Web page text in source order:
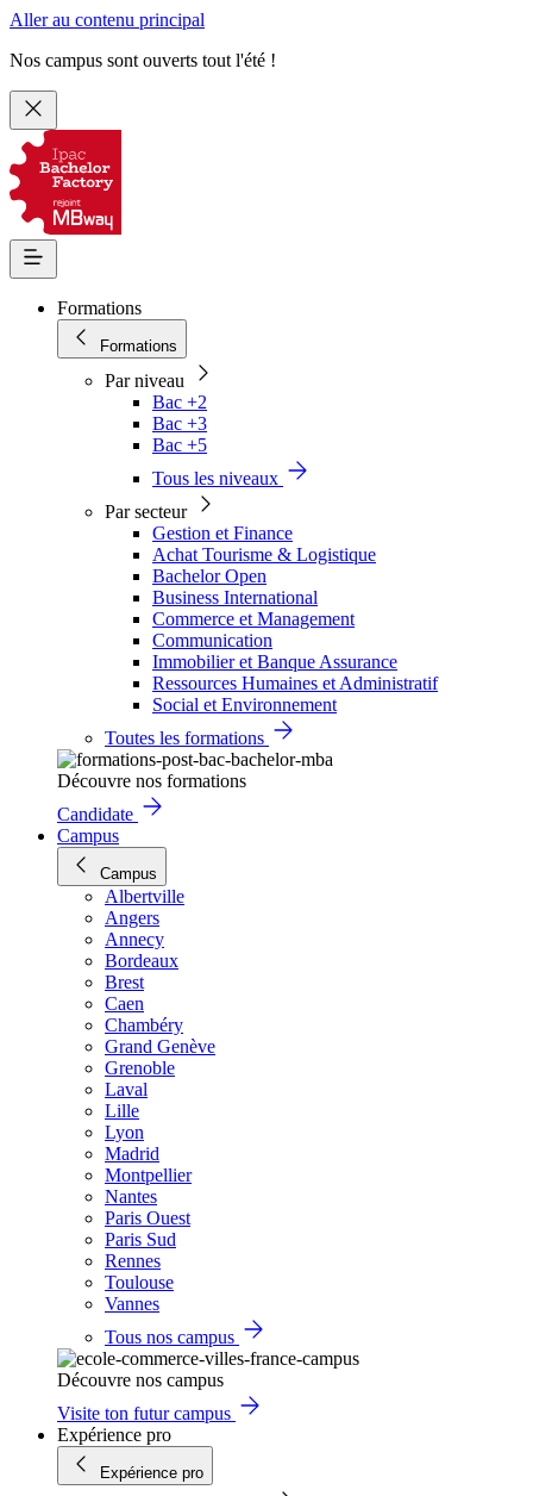
Aller au contenu principal
Nos campus sont ouverts tout l'été !
Formations
Formations
Par niveau
Bac +2
Bac +3
Bac +5
Tous les niveaux
Par secteur
Gestion et Finance
Achat Tourisme & Logistique
Bachelor Open
Business International
Commerce et Management
Communication
Immobilier et Banque Assurance
Ressources Humaines et Administratif
Social et Environnement
Toutes les formations
Découvre nos formations
Candidate
Campus
Campus
Albertville
Angers
Annecy
Bordeaux
Brest
Caen
Chambéry
Grand Genève
Grenoble
Laval
Lille
Lyon
Madrid
Montpellier
Nantes
Paris Ouest
Paris Sud
Rennes
Toulouse
Vannes
Tous nos campus
Découvre nos campus
Visite ton futur campus
Expérience pro
Expérience pro